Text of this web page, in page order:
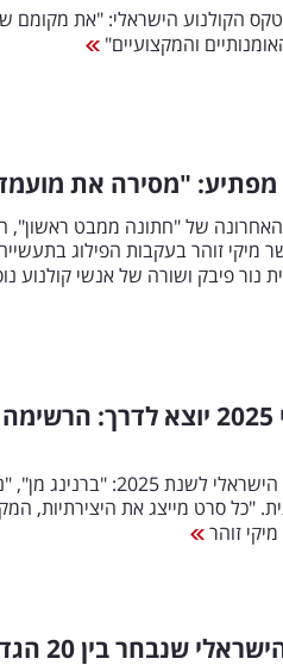
הקולנוע הישראלי: "את מקומם
והמקצועיים"
"מסירה את
של "חתונה ממבט ראשון",
מיקי זוהר בעקבות הפילוג
פיבק ושורה של אנשי קולנוע
טקס פרסי הקולנוע הישראלי 2025 יוצא לדרך: הרשימה
הוכרזו המועמדים לזכייה בפרס הקולנוע הישראלי
"כל סרט מייצג את היצירתיות,
זוהר
הפצצה של